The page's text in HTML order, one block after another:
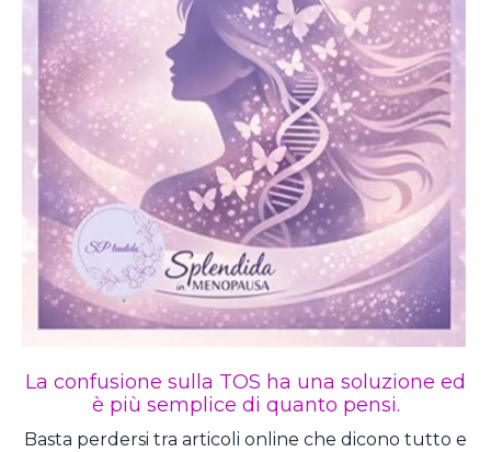
La confusione sulla TOS ha una soluzione ed
è più semplice di quanto pensi.
Basta perdersi tra articoli online che dicono tutto e